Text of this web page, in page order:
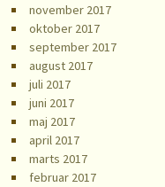
november 2017
oktober 2017
september 2017
august 2017
juli 2017
juni 2017
maj 2017
april 2017
marts 2017
februar 2017